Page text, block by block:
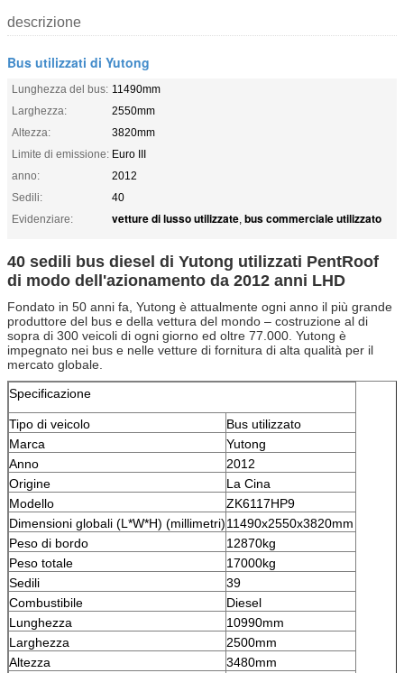
descrizione
Bus utilizzati di Yutong
Lunghezza del bus: 11490mm
Larghezza:
2550mm
Altezza:
3820mm
Limite di emissione: Euro III
anno:
2012
Sedili:
40
Evidenziare:
vetture di lusso utilizzate, bus commerciale utilizzato
40 sedili bus diesel di Yutong utilizzati PentRoof
di modo dell'azionamento da 2012 anni LHD
Fondato in 50 anni fa, Yutong è attualmente ogni anno il più grande
produttore del bus e della vettura del mondo – costruzione al di
sopra di 300 veicoli di ogni giorno ed oltre 77.000. Yutong è
impegnato nei bus e nelle vetture di fornitura di alta qualità per il
mercato globale.
Specificazione
Tipo di veicolo
Bus utilizzato
Marca
Yutong
Anno
2012
Origine
La Cina
Modello
ZK6117HP9
Dimensioni globali (L*W*H) (millimetri)11490x2550x3820mm
Peso di bordo
12870kg
Peso totale
17000kg
Sedili
39
Combustibile
Diesel
Lunghezza
10990mm
Larghezza
2500mm
Altezza
3480mm